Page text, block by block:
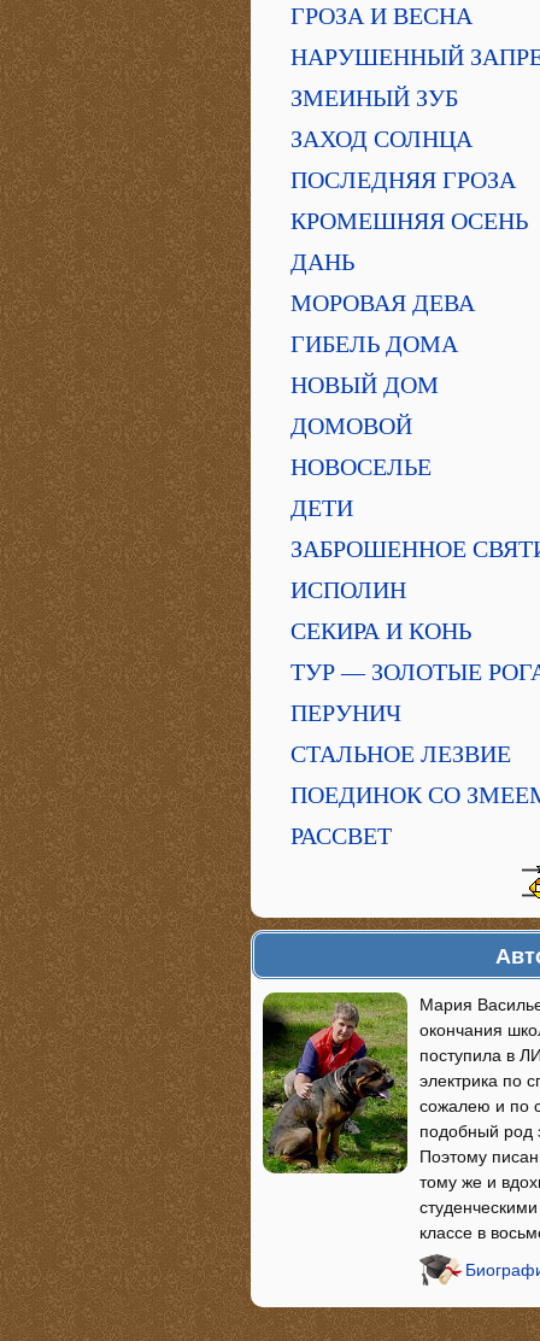
ГРОЗА И ВЕСНА
НАРУШЕННЫЙ
ЗМЕИНЫЙ ЗУБ
ЗАХОД СОЛНЦА
ПОСЛЕДНЯЯ ГРОЗА
КРОМЕШНЯЯ ОСЕНЬ
ДАНЬ
МОРОВАЯ ДЕВА
ГИБЕЛЬ ДОМА
НОВЫЙ ДОМ
ДОМОВОЙ
НОВОСЕЛЬЕ
ДЕТИ
ЗАБРОШЕННОЕ
ИСПОЛИН
СЕКИРА И КОНЬ
ТУР — ЗОЛОТЫЕ
ПЕРУНИЧ
СТАЛЬНОЕ ЛЕЗВИЕ
ПОЕДИНОК СО
РАССВЕТ
Мария
окончания
поступила в
электрика по
сожалею и по
подобный род
Поэтому
тому же и
классе в